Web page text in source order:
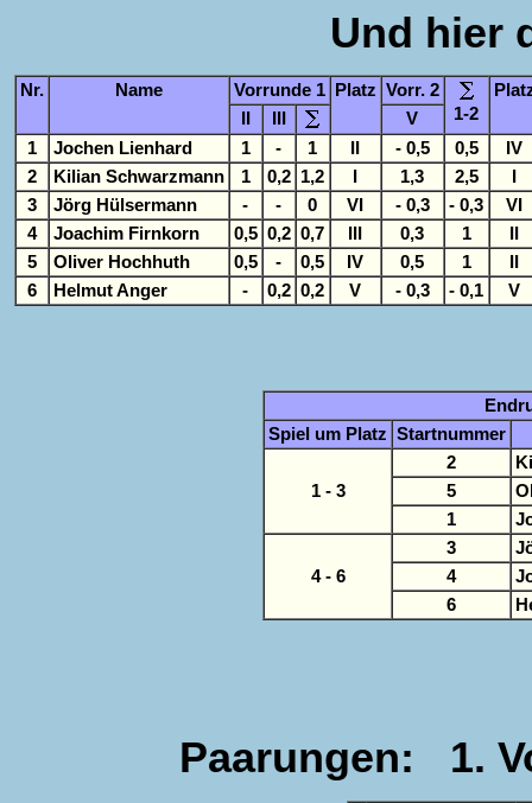
Und hier
Nr. Name Vorrunde 1 Platz Vorr. 2
1-2
V
1
Jochen Lienhard 1 - 1 - 0,5 0,5
IV
2
Kilian Schwarzmann 1 0,2 1,2 1,3 2,5
3
Jörg Hülsermann - - 0 VI - 0,3 - 0,3
VI
4
Joachim Firnkorn 0,5 0,2 0,7 0,3 1
5
Oliver Hochhuth 0,5 - 0,5 IV 0,5 1
6
Helmut Anger - 0,2 0,2 V - 0,3 - 0,1 V
Spiel um Platz Startnummer
1 - 3
2
5
1
4 - 6
3
4
6
Paarungen: 1.